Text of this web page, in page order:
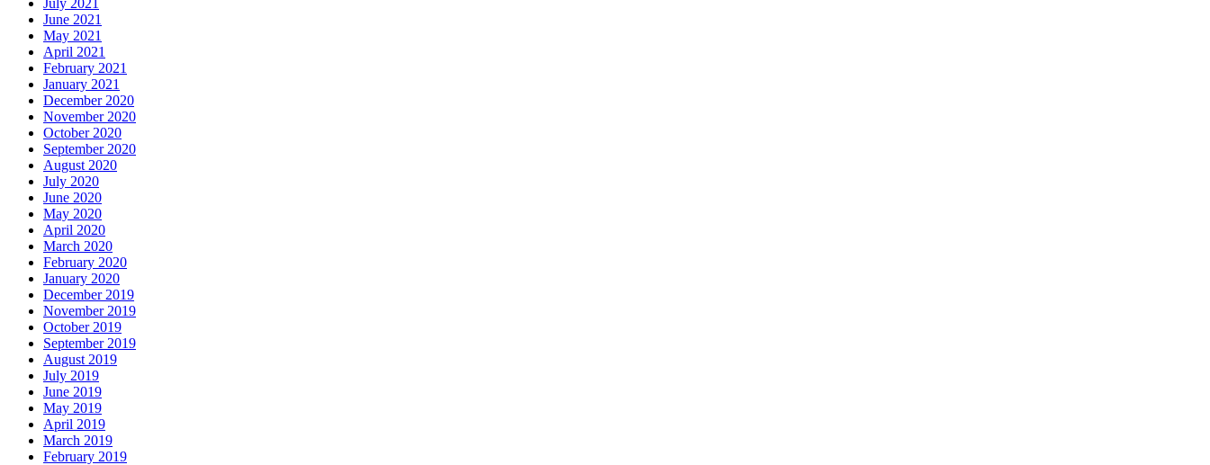
June 2021
May 2021
April 2021
February 2021
January 2021
December 2020
November 2020
October 2020
September 2020
August 2020
July 2020
June 2020
May 2020
April 2020
March 2020
February 2020
January 2020
December 2019
November 2019
October 2019
September 2019
August 2019
July 2019
June 2019
May 2019
April 2019
March 2019
February 2019